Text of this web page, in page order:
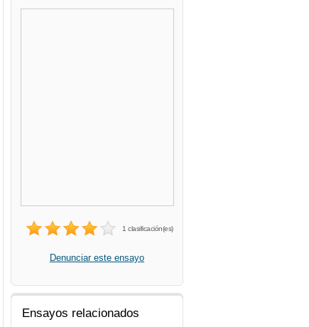
1 clasificación(es)
Denunciar este ensayo
Ensayos relacionados